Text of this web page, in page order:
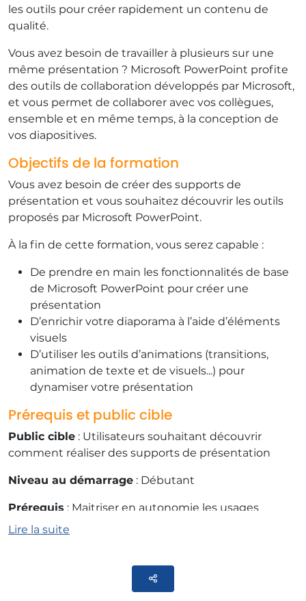
les outils pour créer rapidement un contenu de
qualité.
Vous avez besoin de travailler à plusieurs sur une
même présentation ? Microsoft PowerPoint profite
des outils de collaboration développés par Microsoft,
et vous permet de collaborer avec vos collègues,
ensemble et en même temps, à la conception de
vos diapositives.
Objectifs de la formation
Vous avez besoin de créer des supports de
présentation et vous souhaitez découvrir les outils
proposés par Microsoft PowerPoint.
À la fin de cette formation, vous serez capable :
De prendre en main les fonctionnalités de base
de Microsoft PowerPoint pour créer une
présentation
D’enrichir votre diaporama à l’aide d’éléments
visuels
D’utiliser les outils d’animations (transitions,
animation de texte et de visuels...) pour
dynamiser votre présentation
Prérequis et public cible
Public cible : Utilisateurs souhaitant découvrir
comment réaliser des supports de présentation
Niveau au démarrage : Débutant
Prérequis : Maitriser en autonomie les usages
basiques de la navigation informatique et les usages
Moyens pédagogiques utilisés
Modules E-learning :Choix d’une série de
Lire la suite
Parteger